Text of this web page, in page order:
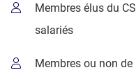
Membres élus du
salariés
Membres ou non de